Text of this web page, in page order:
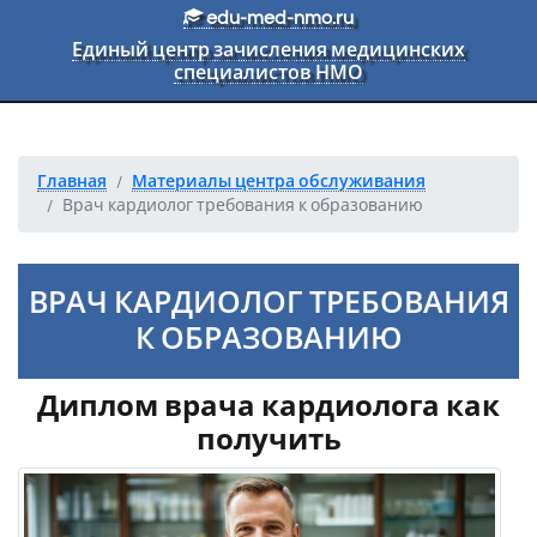
Перейти к основному текстуedu-med-nmo.ru
Единый центр зачисления медицинских
специалистов НМО
Главная
Материалы центра обслуживания
Врач кардиолог требования к образованию
ВРАЧ КАРДИОЛОГ ТРЕБОВАНИЯ
К ОБРАЗОВАНИЮ
Диплом врача кардиолога как
получить